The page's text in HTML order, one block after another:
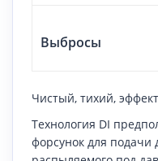
Выбросы
Чистый, тихий,
Технология DI
форсунок для подачи